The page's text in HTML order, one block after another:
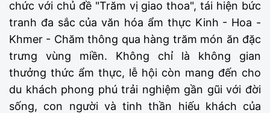
chức với chủ đề "Trăm vị giao thoa", tái hiện bức
tranh đa sắc của văn hóa ẩm thực Kinh - Hoa -
Khmer - Chăm thông qua hàng trăm món ăn đặc
trưng vùng miền. Không chỉ là không gian
thưởng thức ẩm thực, lễ hội còn mang đến cho
du khách phong phú trải nghiệm gần gũi với đời
sống, con người và tinh thần hiếu khách của